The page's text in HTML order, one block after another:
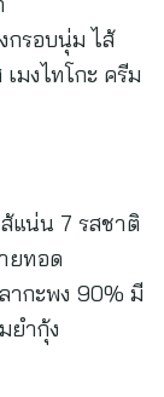
กรอบนุ่ม ไส้
มงไทโกะ ครีม
แน่น 7 รสชาติ
ยทอด
ากะพง 90% มี
ยำกุ้ง